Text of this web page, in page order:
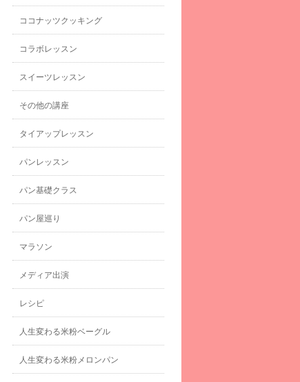
ココナッツクッキング
コラボレッスン
スイーツレッスン
その他の講座
タイアップレッスン
パンレッスン
パン基礎クラス
パン屋巡り
マラソン
メディア出演
レシピ
人生変わる米粉ベーグル
人生変わる米粉メロンパン